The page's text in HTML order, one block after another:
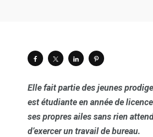
Elle fait partie des jeunes
est étudiante en année de
ses propres ailes sans rien
d’exercer un travail de bureau.